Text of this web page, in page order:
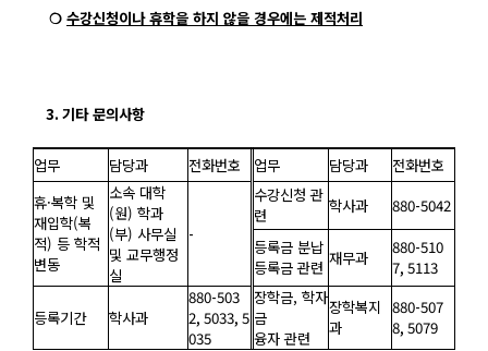
❍ 수강신청이나 휴학을 하지 않을 경우에는 제적처리
3. 기타 문의사항
업무 담당과 전화번호 업무 담당과
전화번호
휴·복학 및
재입학(복
적) 등 학적
변동
소속 대학
(원) 학과
(부) 사무실
및 교무행정
실
-
수강신청 관
련
학사과
880-5042
등록금 분납
등록금 관련 재무과
880-510
7, 5113
등록기간 학사과
880-503
2, 5033, 5
035
장학금, 학자
금
융자 관련
장학복지
과
880-507
8, 5079